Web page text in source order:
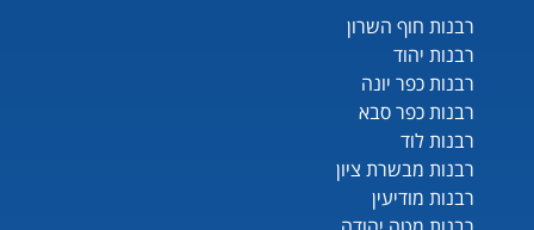
רבנות חוף השרון
רבנות יהוד
רבנות כפר יונה
רבנות כפר סבא
רבנות לוד
רבנות מבשרת ציון
רבנות מודיעין